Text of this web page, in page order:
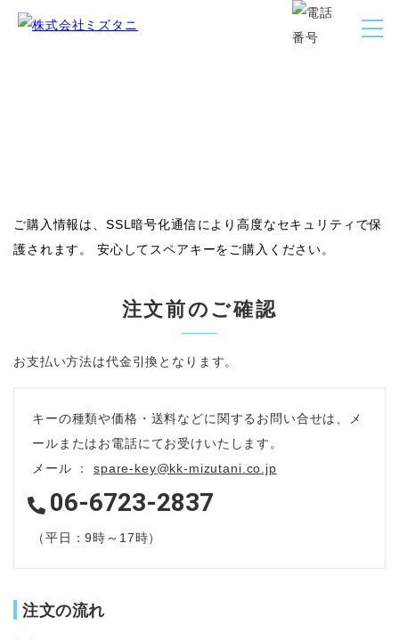
ご購入情報は、SSL暗号化通信により高度なセキュリティで保
護されます。 安心してスペアキーをご購入ください。
注文前のご確認
お支払い方法は代金引換となります。
キーの種類や価格・送料などに関するお問い合せは、メ
ールまたはお電話にてお受けいたします。
メール ：spare-key@kk-mizutani.co.jp
06-6723-2837
（平日：9時～17時）
注文の流れ